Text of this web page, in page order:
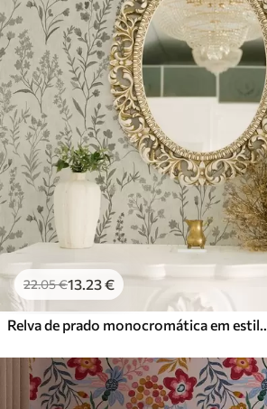
22.05€13.23€
Relva de prado